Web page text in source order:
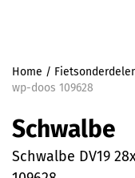
Home /
wp-doos 109628
Schwalbe
Schwalbe DV19